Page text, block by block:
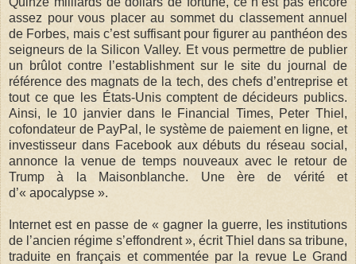
assez pour vous placer au sommet du classement annuel
de Forbes, mais c’est suffisant pour figurer au panthéon des
seigneurs de la Silicon Valley. Et vous permettre de publier
un brûlot contre l’establishment sur le site du journal de
référence des magnats de la tech, des chefs d’entreprise et
tout ce que les États-Unis comptent de décideurs publics.
Ainsi, le 10 janvier dans le Financial Times, Peter Thiel,
cofondateur de PayPal, le système de paiement en ligne, et
investisseur dans Facebook aux débuts du réseau social,
annonce la venue de temps nouveaux avec le retour de
Trump à la Maisonblanche. Une ère de vérité et
d’« apocalypse ».
Internet est en passe de « gagner la guerre, les institutions
de l’ancien régime s’effondrent », écrit Thiel dans sa tribune,
traduite en français et commentée par la revue Le Grand